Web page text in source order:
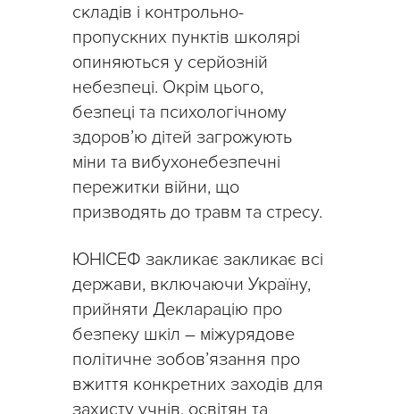
складів і контрольно-
пропускних пунктів школярі
опиняються у серйозній
небезпеці. Окрім цього,
безпеці та психологічному
здоров’ю дітей загрожують
міни та вибухонебезпечні
пережитки війни, що
призводять до травм та стресу.
ЮНІСЕФ закликає закликає всі
держави, включаючи Україну,
прийняти Декларацію про
безпеку шкіл – міжурядове
політичне зобов’язання про
вжиття конкретних заходів для